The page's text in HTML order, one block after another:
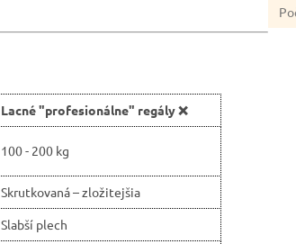
Lacné "profesionálne" regály ❌
100 - 200 kg
Skrutkovaná – zložitejšia
Slabší plech